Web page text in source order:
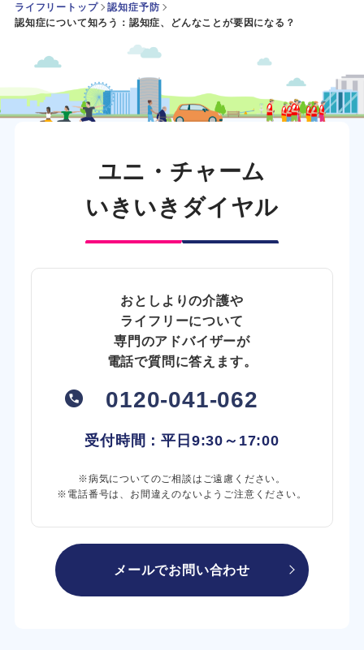
ライフリートップ
認知症予防
認知症について知ろう：認知症、どんなことが要因になる？
ユニ・チャーム
いきいきダイヤル
おとしよりの介護や
ライフリーについて
専門のアドバイザーが
電話で質問に答えます。
0120-041-062
受付時間：平日 9:30～17:00
※病気についてのご相談はご遠慮ください。
※電話番号は、お間違えのないようご注意ください。
メールでお問い合わせ